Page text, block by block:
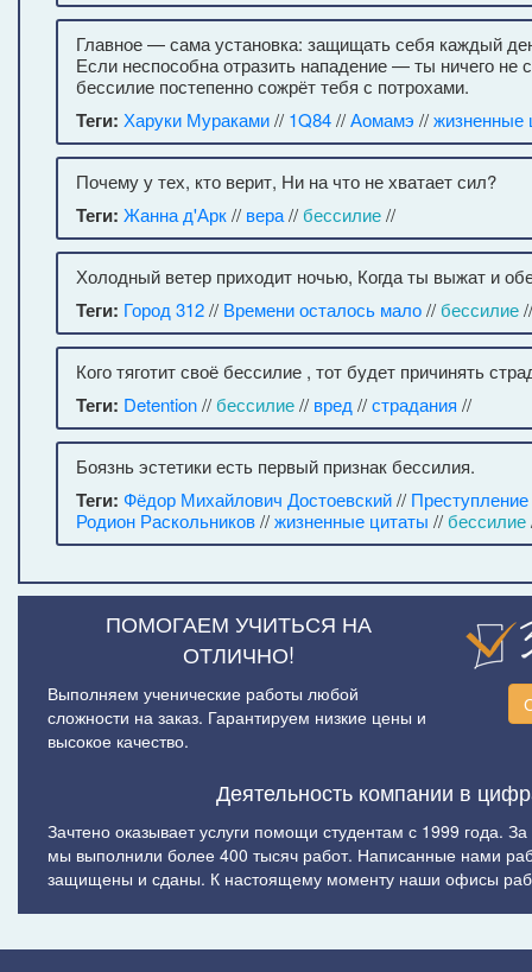
Главное — сама установка: защищать себя каждый
Если неспособна отразить нападение — ты ничего не
бессилие постепенно сожрёт тебя с потрохами.
Теги: Харуки Мураками// 1Q84//Аомамэ //жизненные
Почему у тех, кто верит, Ни на что не хватает сил?
Теги: Жанна д'Арк// вера//бессилие//
Холодный ветер приходит ночью, Когда ты выжат и
Теги: Город 312// Времени осталось мало//бессилие//
Кого тяготит своё бессилие , тот будет причинять
Теги: Detention//бессилие// вред //страдания //
Боязнь эстетики есть первый признак бессилия.
Теги: Фёдор Михайлович Достоевский//
Родион Раскольников//жизненные цитаты //бессилие
ПОМОГАЕМ УЧИТЬСЯ НА
ОТЛИЧНО!
Выполняем ученические работы любой
сложности на заказ. Гарантируем низкие цены и
высокое качество.
Деятельность компании в
Зачтено оказывает услуги помощи студентам с 1999 года.
мы выполнили более 400 тысяч работ. Написанные нами
защищены и сданы. К настоящему моменту наши офисы